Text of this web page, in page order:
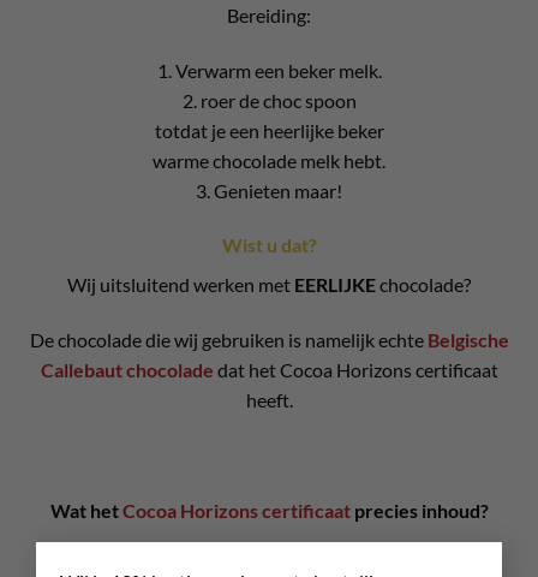
Bereiding:
1. Verwarm een beker melk.
2. roer de choc spoon
totdat je een heerlijke beker
warme chocolade melk hebt.
3. Genieten maar!
Wist u dat?
Wij uitsluitend werken met EERLIJKEchocolade?
De chocolade die wij gebruiken is namelijk echte Belgische
Callebaut chocolade dat het Cocoa Horizons certificaat
heeft.
Wat hetCocoa Horizons certificaatprecies inhoud?